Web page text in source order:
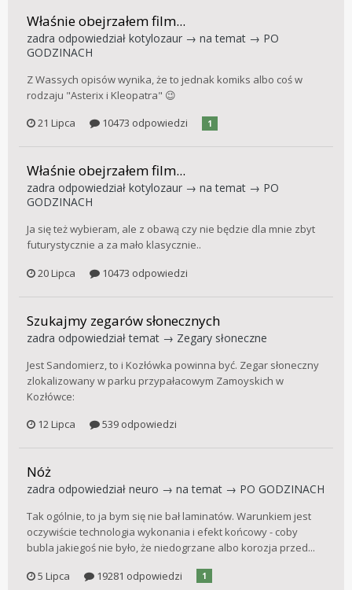
Właśnie obejrzałem film...
zadra odpowiedział kotylozaur → na temat → PO
GODZINACH
Z Wassych opisów wynika, że to jednak komiks albo coś w
rodzaju "Asterix i Kleopatra" 😉
21 Lipca
10473 odpowiedzi 1
Właśnie obejrzałem film...
zadra odpowiedział kotylozaur → na temat → PO
GODZINACH
Ja się też wybieram, ale z obawą czy nie będzie dla mnie zbyt
futurystycznie a za mało klasycznie..
20 Lipca
10473 odpowiedzi
Szukajmy zegarów słonecznych
zadra odpowiedział temat → Zegary słoneczne
Jest Sandomierz, to i Kozłówka powinna być. Zegar słoneczny
zlokalizowany w parku przypałacowym Zamoyskich w
Kozłówce:
12 Lipca
539 odpowiedzi
Nóż
zadra odpowiedział neuro → na temat → PO GODZINACH
Tak ogólnie, to ja bym się nie bał laminatów. Warunkiem jest
oczywiście technologia wykonania i efekt końcowy - coby
bubla jakiegoś nie było, że niedogrzane albo korozja przed...
5 Lipca
19281 odpowiedzi 1